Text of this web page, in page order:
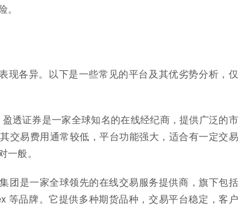
现各异。以下是一些常见的平台及其优劣势分析，仅
透证券是一家全球知名的在线经纪商，提供广泛的市
交易费用通常较低，平台功能强大，适合有一定交易
般。
团是一家全球领先的在线交易服务提供商，旗下包括
等品牌。它提供多种期货品种，交易平台稳定，客户